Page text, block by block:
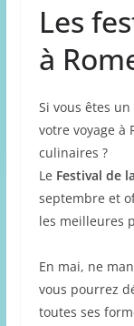
Les
à
Si vous êtes
votre voyage à
culinaires ?
Le Festival de
septembre et
les meilleures
En mai, ne
vous pourrez
toutes ses